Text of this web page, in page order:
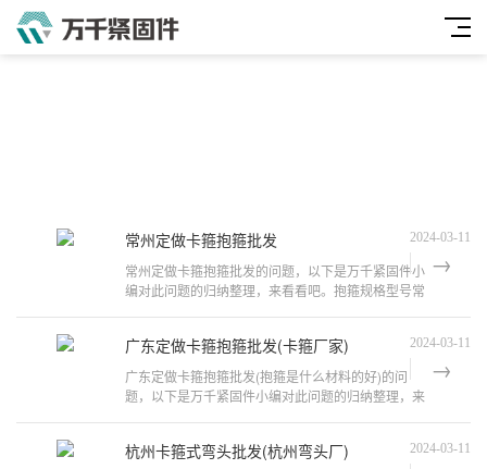
常州定做卡箍抱箍批发 2024-03-11
常州定做卡箍抱箍批发的问题，以下是万千紧固件小
编对此问题的归纳整理，来看看吧。抱箍规格型号常
广东定做卡箍抱箍批发(卡箍厂家) 2024-03-11
广东定做卡箍抱箍批发(抱箍是什么材料的好)的问
题，以下是万千紧固件小编对此问题的归纳整理，来
杭州卡箍式弯头批发(杭州弯头厂) 2024-03-11